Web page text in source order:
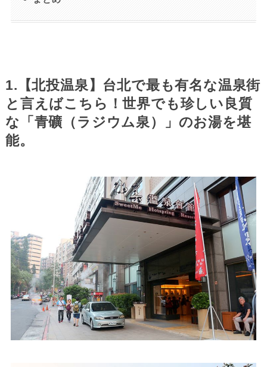
1.【北投温泉】台北で最も有名な温泉街
と言えばこちら！世界でも珍しい良質
な「青礦（ラジウム泉）」のお湯を堪
能。